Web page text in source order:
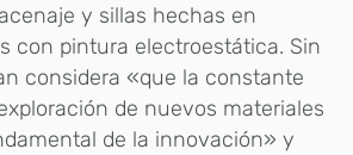
y sillas hechas en
con pintura electroestática. Sin
considera «que la constante
de nuevos materiales
de la innovación» y